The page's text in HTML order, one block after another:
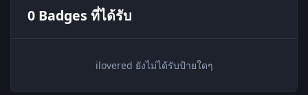
0 Badges ที่ได้รับ
ilovered ยังไม่ได้รับป้ายใดๆ